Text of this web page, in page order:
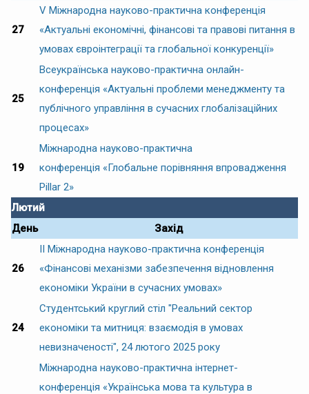
27
V Міжнародна науково-практична конференція
«Актуальні економічні, фінансові та правові питання в
умовах євроінтеграції та глобальної конкуренції»
25
Всеукраїнська науково-практична онлайн-
конференція «Актуальні проблеми менеджменту та
публічного управління в сучасних глобалізаційних
процесах»
19
Міжнародна науково-практична
конференція «Глобальне порівняння впровадження
Pillar 2»
Лютий
День
Захід
26
ІІ Міжнародна науково-практична конференція
«Фінансові механізми забезпечення відновлення
економіки України в сучасних умовах»
24
Студентський круглий стіл "Реальний сектор
економіки та митниця: взаємодія в умовах
невизначеності", 24 лютого 2025 року
Міжнародна науково-практична інтернет-
конференція «Українська мова та культура в